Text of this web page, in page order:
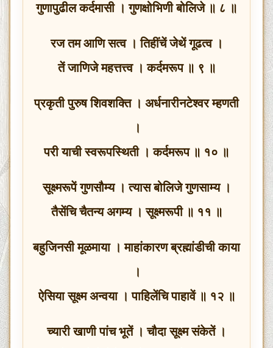
गुणापुढील कर्दमासी । गुणक्षोभिणी बोलिजे ॥ ८ ॥
रज तम आणि सत्व । तिहींचें जेथें गूढत्व ।
तें जाणिजे महत्तत्त्व । कर्दमरूप ॥ ९ ॥
प्रकृती पुरुष शिवशक्ति । अर्धनारीनटेश्वर म्हणती
।
परी याची स्वरूपस्थिती । कर्दमरूप ॥ १० ॥
सूक्ष्मरूपें गुणसौम्य । त्यास बोलिजे गुणसाम्य ।
तैसेंचि चैतन्य अगम्य । सूक्ष्मरूपी ॥ ११ ॥
बहुजिनसी मूळमाया । माहांकारण ब्रह्मांडीची काया
।
ऐसिया सूक्ष्म अन्वया । पाहिलेंचि पाहावें ॥ १२ ॥
च्यारी खाणी पांच भूतें । चौदा सूक्ष्म संकेतें ।